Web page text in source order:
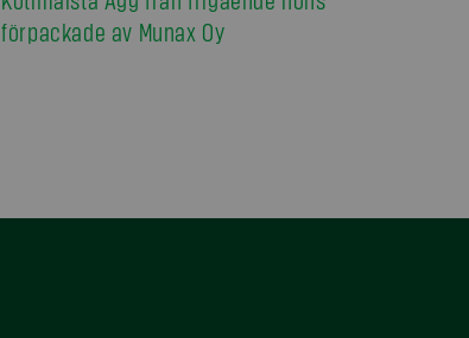
förpackade av Munax Oy